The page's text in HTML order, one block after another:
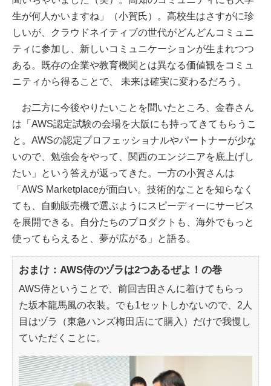
生が何人かいますね」（小賀氏）。高校生はさすがに珍
しいが、クラウドネイティブの世代がどんどんコミュニ
ティに参加し、新しいコミュニケーションが生まれつつ
ある。既存の企業や教育機関とは異なる価値観をコミュ
ニティから得ることで、 未来は確実に変わるだろう。
お二方に今後やりたいことを聞いたところ、金春さん
は「AWS認定試験の会場を大阪にも持ってきてもらうこ
と。AWSの認定プロフェッショナルやパートナーが少な
いので、勉強会をやって、関西のエンジニアを底上げし
たい」という答えが返ってきた。一方の小賀さんは
「AWS Marketplaceが面白い。技術的なことを知らなく
ても、自動販売機で選ぶようにスピーディーにサービス
を展開できる。自分たちのプロダクトも、海外でもっと
使ってもらえると、夢が広がる」と語る。
おまけ：AWS侍のヅラは2つあるぜよ！の巻
AWS侍ということで、前回吉田さんに着けてもらっ
た坂本龍馬風の衣装。でも1セットしかないので、2人
目はヅラ（東急ハンズ梅田店にて購入）だけで我慢し
ていただくことに。